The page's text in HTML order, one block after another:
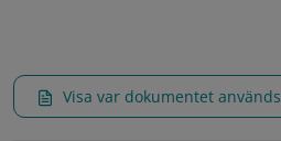
Visa var dokumentet används